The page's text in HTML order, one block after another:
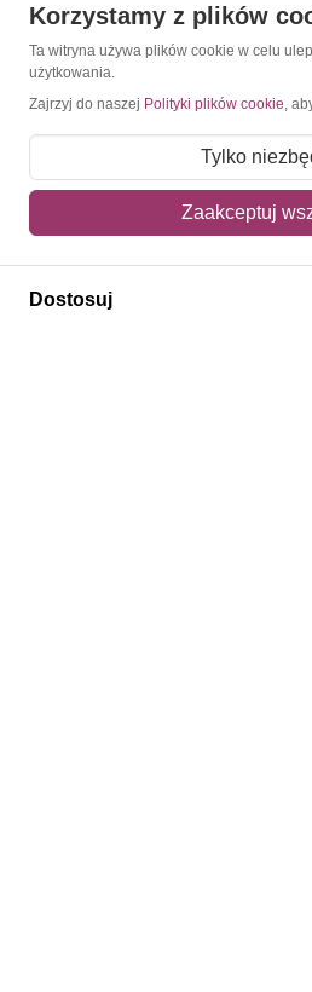
Ryby
Chiny 2006 Mi bl 131 Czyste **
Korzystamy z plików
Ta witryna używa plików cookie w celu
użytkowania.
Zajrzyj do naszej Polityki plików cookie,
Tylko
Zaakceptuj
Dostosuj